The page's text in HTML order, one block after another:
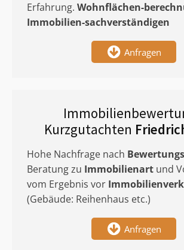
Erfahrung. Wohnflächen-
Immobilien-sachverständigen
Anfragen
Kurzgutachten
Hohe Nachfrage nach
Beratung zu Immobilienart und
vom Ergebnis vor
(Gebäude: Reihenhaus etc.)
Anfragen